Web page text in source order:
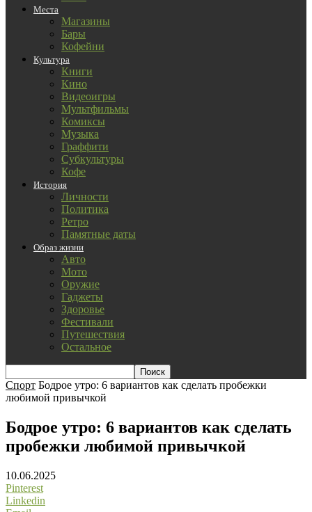
Места
Магазины
Бары
Кофейни
Культура
Книги
Кино
Видеоигры
Мультфильмы
Комиксы
Музыка
Граффити
Субкультуры
Кофе
История
Личности
Политика
Ретро
Памятные даты
Образ жизни
Авто
Мото
Оружие
Гаджеты
Здоровье
Фестивали
Путешествия
Остальное
Спорт Бодрое утро: 6 вариантов как сделать пробежки
любимой привычкой
Бодрое утро: 6 вариантов как сделать
пробежки любимой привычкой
10.06.2025
Pinterest
Linkedin